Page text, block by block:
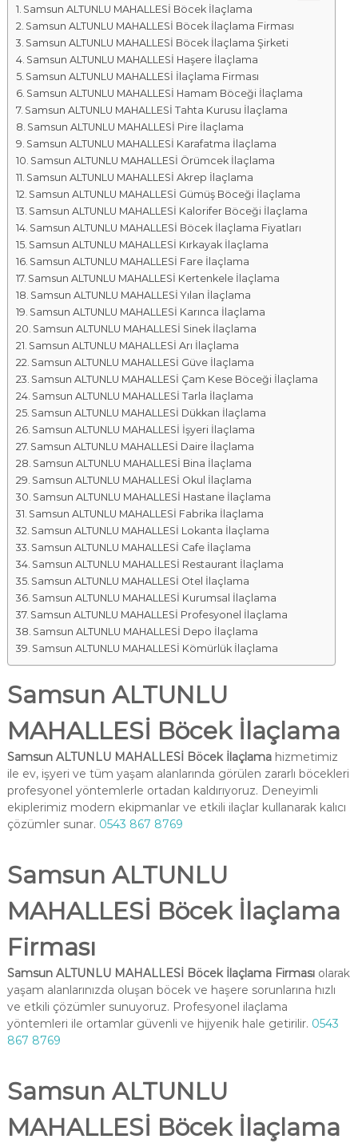
a
l
a
r
ı
Samsun ALTUNLU MAHALLESİ Böcek İlaçlama
Samsun ALTUNLU MAHALLESİ Böcek İlaçlama Firması
Samsun ALTUNLU MAHALLESİ Böcek İlaçlama Şirketi
Samsun ALTUNLU MAHALLESİ Haşere İlaçlama
Samsun ALTUNLU MAHALLESİ İlaçlama Firması
Samsun ALTUNLU MAHALLESİ Hamam Böceği İlaçlama
Samsun ALTUNLU MAHALLESİ Tahta Kurusu İlaçlama
Samsun ALTUNLU MAHALLESİ Pire İlaçlama
Samsun ALTUNLU MAHALLESİ Karafatma İlaçlama
Samsun ALTUNLU MAHALLESİ Örümcek İlaçlama
Samsun ALTUNLU MAHALLESİ Akrep İlaçlama
Samsun ALTUNLU MAHALLESİ Gümüş Böceği İlaçlama
Samsun ALTUNLU MAHALLESİ Kalorifer Böceği İlaçlama
Samsun ALTUNLU MAHALLESİ Böcek İlaçlama Fiyatları
Samsun ALTUNLU MAHALLESİ Kırkayak İlaçlama
Samsun ALTUNLU MAHALLESİ Fare İlaçlama
Samsun ALTUNLU MAHALLESİ Kertenkele İlaçlama
Samsun ALTUNLU MAHALLESİ Yılan İlaçlama
Samsun ALTUNLU MAHALLESİ Karınca İlaçlama
Samsun ALTUNLU MAHALLESİ Sinek İlaçlama
Samsun ALTUNLU MAHALLESİ Arı İlaçlama
Samsun ALTUNLU MAHALLESİ Güve İlaçlama
Samsun ALTUNLU MAHALLESİ Çam Kese Böceği İlaçlama
Samsun ALTUNLU MAHALLESİ Tarla İlaçlama
Samsun ALTUNLU MAHALLESİ Dükkan İlaçlama
Samsun ALTUNLU MAHALLESİ İşyeri İlaçlama
Samsun ALTUNLU MAHALLESİ Daire İlaçlama
Samsun ALTUNLU MAHALLESİ Bina İlaçlama
Samsun ALTUNLU MAHALLESİ Okul İlaçlama
Samsun ALTUNLU MAHALLESİ Hastane İlaçlama
Samsun ALTUNLU MAHALLESİ Fabrika İlaçlama
Samsun ALTUNLU MAHALLESİ Lokanta İlaçlama
Samsun ALTUNLU MAHALLESİ Cafe İlaçlama
Samsun ALTUNLU MAHALLESİ Restaurant İlaçlama
Samsun ALTUNLU MAHALLESİ Otel İlaçlama
Samsun ALTUNLU MAHALLESİ Kurumsal İlaçlama
Samsun ALTUNLU MAHALLESİ Profesyonel İlaçlama
Samsun ALTUNLU MAHALLESİ Depo İlaçlama
Samsun ALTUNLU MAHALLESİ Kömürlük İlaçlama
Samsun ALTUNLU
MAHALLESİ Böcek İlaçlama
Samsun ALTUNLU MAHALLESİ Böcek İlaçlamahizmetimiz
ile ev, işyeri ve tüm yaşam alanlarında görülen zararlı böcekleri
profesyonel yöntemlerle ortadan kaldırıyoruz. Deneyimli
ekiplerimiz modern ekipmanlar ve etkili ilaçlar kullanarak kalıcı
çözümler sunar. 0543 867 8769
Samsun ALTUNLU
MAHALLESİ Böcek İlaçlama
Firması
Samsun ALTUNLU MAHALLESİ Böcek İlaçlama Firmasıolarak
yaşam alanlarınızda oluşan böcek ve haşere sorunlarına hızlı
ve etkili çözümler sunuyoruz. Profesyonel ilaçlama
yöntemleri ile ortamlar güvenli ve hijyenik hale getirilir. 0543
867 8769
Samsun ALTUNLU
MAHALLESİ Böcek İlaçlama